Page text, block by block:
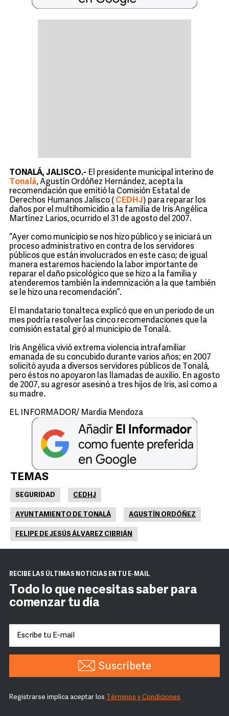
TONALÁ, JALISCO.- El presidente municipal interino de
Tonalá, Agustín Ordóñez Hernández, acepta la
recomendación que emitió la Comisión Estatal de
Derechos Humanos Jalisco ( CEDHJ) para reparar los
daños por el multihomicidio a la familia de Iris Angélica
Martínez Larios, ocurrido el 31 de agosto del 2007.
“Ayer como municipio se nos hizo público y se iniciará un
proceso administrativo en contra de los servidores
públicos que están involucrados en este caso; de igual
manera estaremos haciendo la labor importante de
reparar el daño psicológico que se hizo a la familia y
atenderemos también la indemnización a la que también
se le hizo una recomendación”.
El mandatario tonalteca explicó que en un periodo de un
mes podría resolver las cinco recomendaciones que la
comisión estatal giró al municipio de Tonalá.
Iris Angélica vivió extrema violencia intrafamiliar
emanada de su concubido durante varios años; en 2007
solicitó ayuda a diversos servidores públicos de Tonalá,
pero éstos no apoyaron las llamadas de auxilio. En agosto
de 2007, su agresor asesinó a tres hijos de Iris, así como a
su madre.
EL INFORMADOR/ Mardia Mendoza
TEMAS
SEGURIDAD CEDHJ
AYUNTAMIENTO DE TONALÁ AGUSTÍN ORDÓÑEZ
FELIPE DE JESÚS ÁLVAREZ CIBRIÁN
RECIBE LAS ÚLTIMAS NOTICIAS EN TU E-MAIL
Todo lo que necesitas saber para
comenzar tu día
Suscríbete
Registrarse implica aceptar los Términos y Condiciones